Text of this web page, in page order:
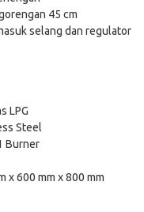
45 cm
selang dan regulator
LPG
Steel
Burner
x 600 mm x 800 mm